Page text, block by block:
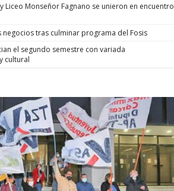
Liceo Monseñor Fagnano se unieron en encuentro
negocios tras culminar programa del Fosis
el segundo semestre con variada
cultural